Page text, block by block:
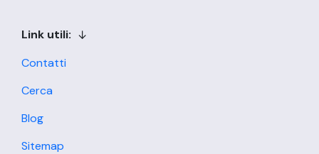
Link utili:
Contatti
Cerca
Blog
Sitemap